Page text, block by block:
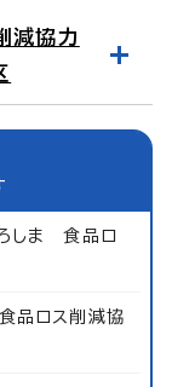
減協力
しま 食品ロ
品ロス削減協